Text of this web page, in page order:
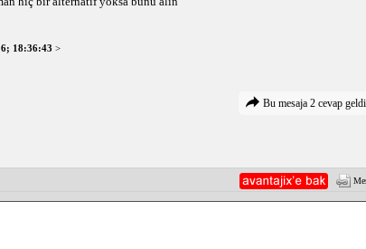
ve tercihlerinize bağlıdır. Şehir içi sürüşlerin ağırlıkta olduğu
istiyorsanız 1.6 litrelik motor ve 6 ileri otomatik şanzıman
18:36:43 >
Bu mesaja 2 cevap geldi